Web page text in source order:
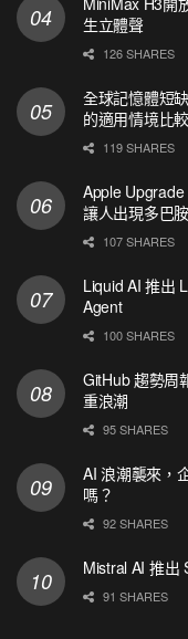
生立體聲
126 SHARES
全球記憶體短
的適用情境比
119 SHARES
Apple
讓人出現多巴
107 SHARES
Liquid AI 推出
Agent
100 SHARES
GitHub 趨勢周
重浪潮
95 SHARES
AI 浪潮襲來，
嗎？
92 SHARES
Mistral AI 推出
91 SHARES